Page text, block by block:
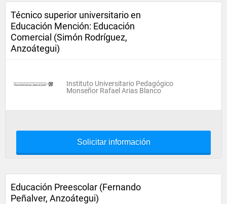
Técnico superior universitario en
Educación Mención: Educación
Comercial (Simón Rodríguez,
Anzoátegui)
Instituto Universitario Pedagógico
Monseñor Rafael Arias Blanco
Solicitar información
Educación Preescolar (Fernando
Peñalver, Anzoátegui)